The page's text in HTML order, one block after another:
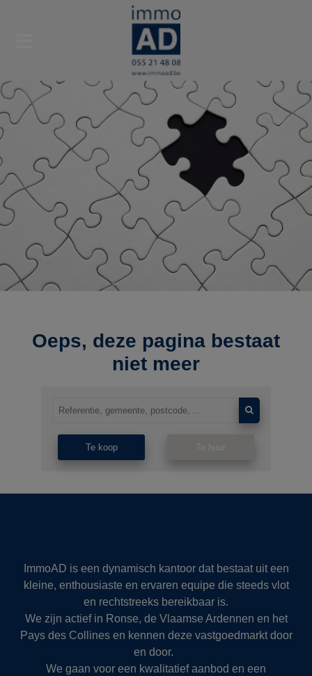
Oeps, deze pagina bestaat
niet meer
Te koop Te huur
ImmoAD is een dynamisch kantoor dat bestaat uit een
kleine, enthousiaste en ervaren equipe die steeds vlot
en rechtstreeks bereikbaar is.
We zijn actief in Ronse, de Vlaamse Ardennen en het
Pays des Collines en kennen deze vastgoedmarkt door
en door.
We gaan voor een kwalitatief aanbod en een